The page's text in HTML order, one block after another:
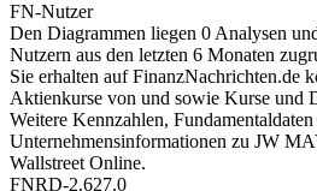
FN-Nutzer
Den Diagrammen liegen 0 Analysen
Nutzern aus den letzten 6 Monaten
Sie erhalten auf FinanzNachrichten.de
Aktienkurse von und sowie Kurse und
Weitere Kennzahlen, Fundamentaldaten
Unternehmensinformationen zu JW
Wallstreet Online.
FNRD-2.627.0